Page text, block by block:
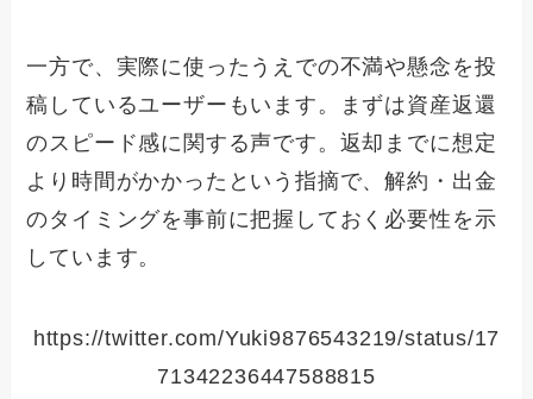
一方で、実際に使ったうえでの不満や懸念を投
稿しているユーザーもいます。まずは資産返還
のスピード感に関する声です。返却までに想定
より時間がかかったという指摘で、解約・出金
のタイミングを事前に把握しておく必要性を示
しています。
https://twitter.com/Yuki9876543219/status/17
71342236447588815